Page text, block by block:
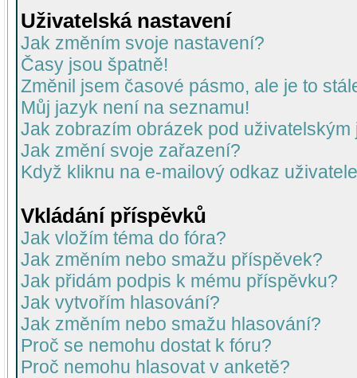
Uživatelská nastavení
Jak změním svoje nastavení?
Časy jsou špatně!
Změnil jsem časové pásmo, ale je to
Můj jazyk není na seznamu!
Jak zobrazím obrázek pod uživatelským
Jak změní svoje zařazení?
Když kliknu na e-mailový odkaz
Vkládání příspěvků
Jak vložím téma do fóra?
Jak změním nebo smažu příspěvek?
Jak přidám podpis k mému příspěvku?
Jak vytvořím hlasování?
Jak změním nebo smažu hlasování?
Proč se nemohu dostat k fóru?
Proč nemohu hlasovat v anketě?